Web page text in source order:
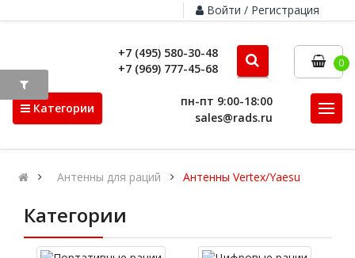
Войти / Регистрация
+7 (495) 580-30-48
+7 (969) 777-45-68
0
Категории
пн-пт 9:00-18:00
sales@rads.ru
Антенны для раций Антенны Vertex/Yaesu
Категории